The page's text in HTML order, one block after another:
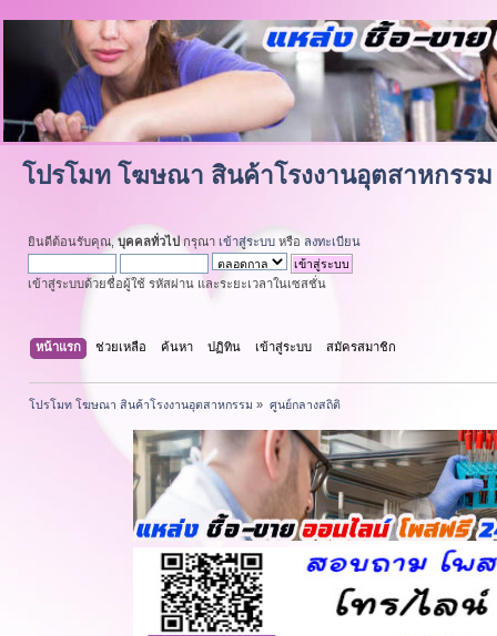
โปรโมท โฆษณา สินค้าโรงงานอุตสาหกรรม
ยินดีต้อนรับคุณ,บุคคลทั่วไปกรุณา เข้าสู่ระบบ หรือ ลงทะเบียน
เข้าสู่ระบบด้วยชื่อผู้ใช้ รหัสผ่าน และระยะเวลาในเซสชั่น
หน้าแรก ช่วยเหลือ ค้นหา ปฏิทิน เข้าสู่ระบบ สมัครสมาชิก
โปรโมท โฆษณา สินค้าโรงงานอุตสาหกรรม » ศูนย์กลางสถิติ